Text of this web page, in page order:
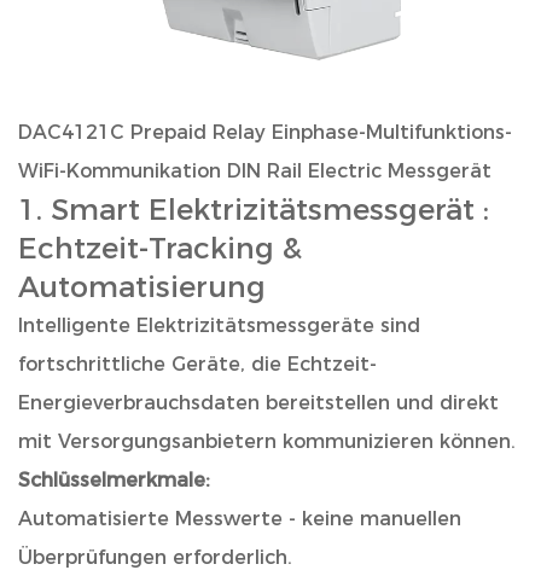
DAC4121C Prepaid Relay Einphase-Multifunktions-
WiFi-Kommunikation DIN Rail Electric Messgerät
1. Smart Elektrizitätsmessgerät :
Echtzeit-Tracking &
Automatisierung
Intelligente Elektrizitätsmessgeräte sind
fortschrittliche Geräte, die Echtzeit-
Energieverbrauchsdaten bereitstellen und direkt
mit Versorgungsanbietern kommunizieren können.
Schlüsselmerkmale:
Automatisierte Messwerte - keine manuellen
Überprüfungen erforderlich.